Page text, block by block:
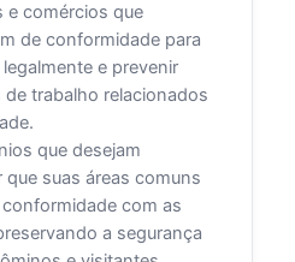
e comércios que
de conformidade para
e prevenir
de trabalho relacionados
que desejam
que suas áreas comuns
com as
a segurança